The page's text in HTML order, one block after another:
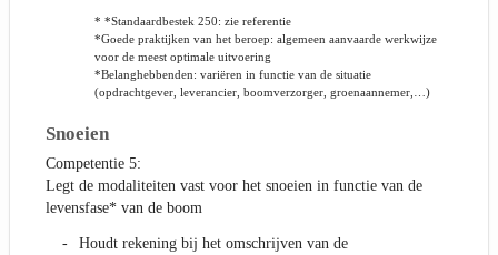
* *Standaardbestek 250: zie referentie
*Goede praktijken van het beroep: algemeen aanvaarde werkwijze
voor de meest optimale uitvoering
*Belanghebbenden: variëren in functie van de situatie
(opdrachtgever, leverancier, boomverzorger, groenaannemer,…)
Snoeien
Competentie 5:
Legt de modaliteiten vast voor het snoeien in functie van de
levensfase* van de boom
Houdt rekening bij het omschrijven van de